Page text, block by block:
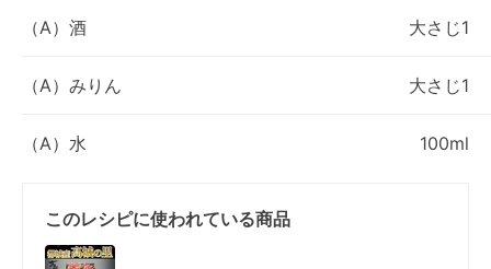
（A）酒 大さじ1
（A）みりん 大さじ1
（A）水 100ml
このレシピに使われている商品